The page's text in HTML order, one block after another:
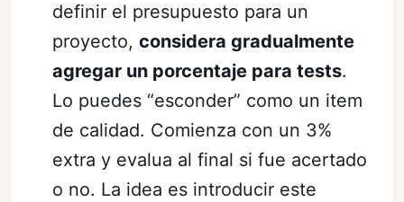
definir el presupuesto para un
proyecto,considera gradualmente
agregar un porcentaje para tests.
Lo puedes “esconder” como un item
de calidad. Comienza con un 3%
extra y evalua al final si fue acertado
o no. La idea es introducir este